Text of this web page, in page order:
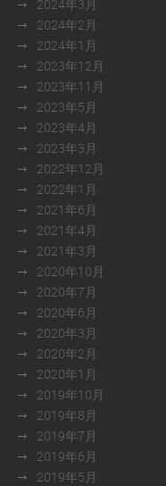
2024年3月
2024年2月
2024年1月
2023年12月
2023年11月
2023年5月
2023年4月
2023年3月
2022年12月
2022年1月
2021年6月
2021年4月
2021年3月
2020年10月
2020年7月
2020年6月
2020年3月
2020年2月
2020年1月
2019年10月
2019年8月
2019年7月
2019年6月
2019年5月